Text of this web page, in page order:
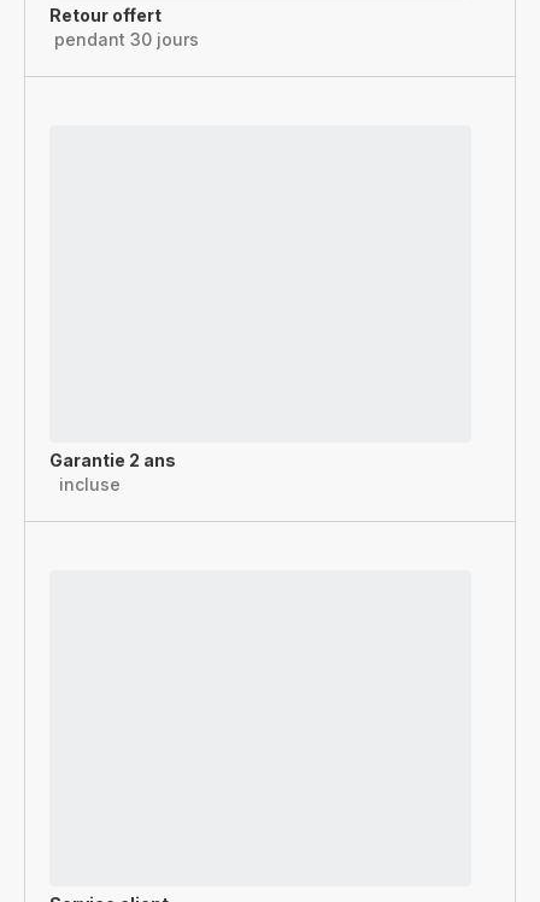
Retour offert
pendant 30 jours
Garantie 2 ans
incluse